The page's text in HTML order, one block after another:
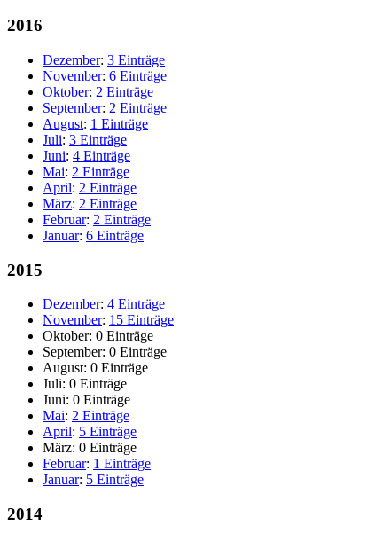
2016
Dezember: 3 Einträge
November: 6 Einträge
Oktober: 2 Einträge
September: 2 Einträge
August: 1 Einträge
Juli: 3 Einträge
Juni: 4 Einträge
Mai: 2 Einträge
April: 2 Einträge
März: 2 Einträge
Februar: 2 Einträge
Januar: 6 Einträge
2015
Dezember: 4 Einträge
November: 15 Einträge
Oktober: 0 Einträge
September: 0 Einträge
August: 0 Einträge
Juli: 0 Einträge
Juni: 0 Einträge
Mai: 2 Einträge
April: 5 Einträge
März: 0 Einträge
Februar: 1 Einträge
Januar: 5 Einträge
2014